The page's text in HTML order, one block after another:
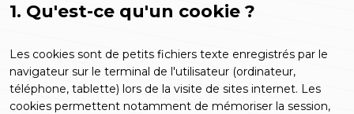
1. Qu'est-ce qu'un cookie ?
Les cookies sont de petits fichiers texte enregistrés par le
navigateur sur le terminal de l'utilisateur (ordinateur,
téléphone, tablette) lors de la visite de sites internet. Les
cookies permettent notamment de mémoriser la session,